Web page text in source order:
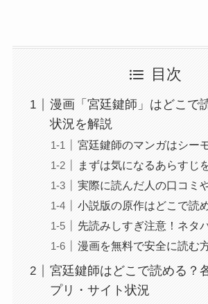
目次
漫画「宮廷鍵師」はどこで
状況を解説
宮廷鍵師のマンガはシー
まずは気になるあらすじ
実際に読んだ人の口コミ
小説版の原作はどこで読
先読みしすぎ注意！ネタ
漫画を無料で安全に読む
宮廷鍵師はどこで読める？
プリ・サイト状況